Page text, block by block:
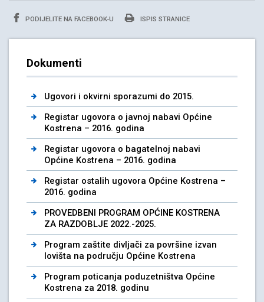
PODIJELITE NA FACEBOOK-U ISPIS STRANICE
Dokumenti
Ugovori i okvirni sporazumi do 2015.
Registar ugovora o javnoj nabavi Općine
Kostrena – 2016. godina
Registar ugovora o bagatelnoj nabavi
Općine Kostrena – 2016. godina
Registar ostalih ugovora Općine Kostrena –
2016. godina
PROVEDBENI PROGRAM OPĆINE KOSTRENA
ZA RAZDOBLJE 2022.-2025.
Program zaštite divljači za površine izvan
lovišta na području Općine Kostrena
Program poticanja poduzetništva Općine
Kostrena za 2018. godinu